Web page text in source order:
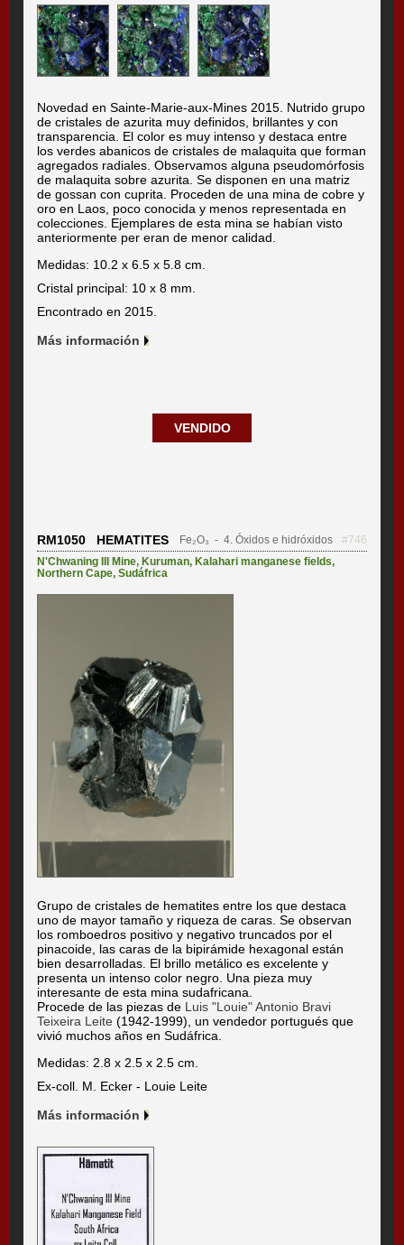
Novedad en Sainte-Marie-aux-Mines 2015. Nutrido grupo
de cristales de azurita muy definidos, brillantes y con
transparencia. El color es muy intenso y destaca entre
los verdes abanicos de cristales de malaquita que forman
agregados radiales. Observamos alguna pseudomórfosis
de malaquita sobre azurita. Se disponen en una matriz
de gossan con cuprita. Proceden de una mina de cobre y
oro en Laos, poco conocida y menos representada en
colecciones. Ejemplares de esta mina se habían visto
anteriormente per eran de menor calidad.
Medidas: 10.2 x 6.5 x 5.8 cm.
Cristal principal: 10 x 8 mm.
Encontrado en 2015.
Más información
VENDIDO
RM1050 HEMATITES Fe₂O₃ - 4. Óxidos e hidróxidos
#746
N'Chwaning III Mine,Kuruman,Kalahari manganese fields,
Northern Cape,Sudáfrica
Grupo de cristales de hematites entre los que destaca
uno de mayor tamaño y riqueza de caras. Se observan
los romboedros positivo y negativo truncados por el
pinacoide, las caras de la bipirámide hexagonal están
bien desarrolladas. El brillo metálico es excelente y
presenta un intenso color negro. Una pieza muy
interesante de esta mina sudafricana.
Procede de las piezas de Luis "Louie" Antonio Bravi
Teixeira Leite (1942-1999), un vendedor portugués que
vivió muchos años en Sudáfrica.
Medidas: 2.8 x 2.5 x 2.5 cm.
Ex-coll. M. Ecker - Louie Leite
Más información